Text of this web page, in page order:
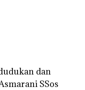
dan
SSos